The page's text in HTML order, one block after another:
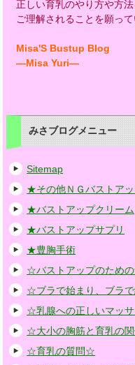
正しい育乳のやり方や方法
ご理解されることを願って
Misa'S Bustup Blog
―Misa Yuri―
みさブログメニュー
Sitemap
★その他ＮＧバストア
★バストアップクリーム
★バストアップサプリ
★豊胸手術
☆バストアップのため
☆ブラで始まり、ブラ
☆乳腺への正しいマッ
☆大小の胸筋と育乳の
☆育乳の質問☆